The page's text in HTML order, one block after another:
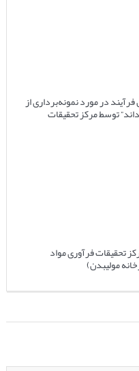
در مورد نمونه‌برداری از
توسط مرکز تحقیقات
تحقیقات فرآوری مواد
مولیبدن)